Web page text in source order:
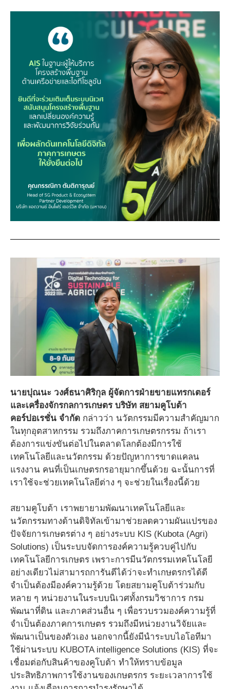
นายปุณนะ วงศ์ธนาศิริกุล ผู้จัดการฝ่ายขายแทรกเตอร์
และเครื่องจักรกลการเกษตร บริษัท สยามคูโบต้า
คอร์ปอเรชั่น จำกัด กล่าวว่า นวัตกรรมมีความสำคัญมาก
ในทุกอุตสาหกรรม รวมถึงภาคการเกษตรกรรม ถ้าเรา
ต้องการแข่งขันต่อไปในตลาดโลกต้องมีการใช้
เทคโนโลยีและนวัตกรรม ด้วยปัญหาการขาดแคลน
แรงงาน คนที่เป็นเกษตรกรอายุมากขึ้นด้วย ฉะนั้นการที่
เราใช้จะช่วยเทคโนโลยีต่าง ๆ จะช่วยในเรื่องนี้ด้วย
สยามคูโบต้า เราพยายามพัฒนาเทคโนโลยีและ
นวัตกรรมทางด้านดิจิทัลเข้ามาช่วยลดความผันแปรของ
ปัจจัยการเกษตรต่าง ๆ อย่างระบบ KIS (Kubota (Agri)
Solutions) เป็นระบบจัดการองค์ความรู้ควบคู่ไปกับ
เทคโนโลยีการเกษตร เพราะการมีนวัตกรรมเทคโนโลยี
อย่างเดียวไม่สามารถการันตีได้ว่าจะทำเกษตรกรได้ดี
จำเป็นต้องมีองค์ความรู้ด้วย โดยสยามคูโบต้าร่วมกับ
หลาย ๆ หน่วยงานในระบบนิเวศทั้งกรมวิชาการ กรม
พัฒนาที่ดิน และภาคส่วนอื่น ๆ เพื่อรวบรวมองค์ความรู้ที่
จำเป็นต้องภาคการเกษตร รวมถึงมีหน่วยงานวิจัยและ
พัฒนาเป็นของตัวเอง นอกจากนี้ยังมีนำระบบไอโอทีมา
ใช้ผ่านระบบ KUBOTA intelligence Solutions (KIS) ที่จะ
เชื่อมต่อกับสินค้าของคูโบต้า ทำให้ทราบข้อมูล
ประสิทธิภาพการใช้งานของเกษตรกร ระยะเวลาการใช้